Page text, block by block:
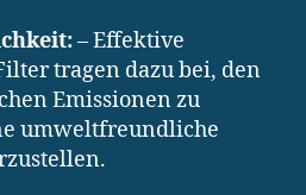
– Effektive
tragen dazu bei, den
Emissionen zu
umweltfreundliche